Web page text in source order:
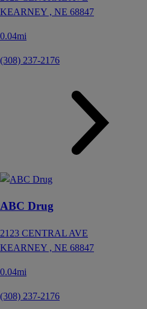
KEARNEY , NE 68847
0.04mi
(308) 237-2176
ABC Drug
2123 CENTRAL AVE
KEARNEY , NE 68847
0.04mi
(308) 237-2176